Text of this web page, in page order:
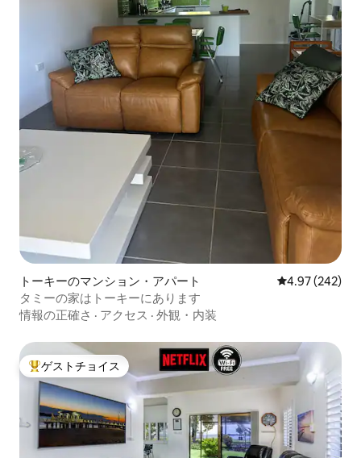
トーキーのマンション・アパート レビュー242
4.97 (242)
タミーの家はトーキーにあります
情報の正確さ · アクセス · 外観・内装
大好評のゲストチョイスです。
ゲストチョイス